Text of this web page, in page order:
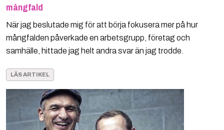
mångfald
När jag beslutade mig för att börja fokusera mer på hur
mångfalden påverkade en arbetsgrupp, företag och
samhälle, hittade jag helt andra svar än jag trodde.
LÄS ARTIKEL